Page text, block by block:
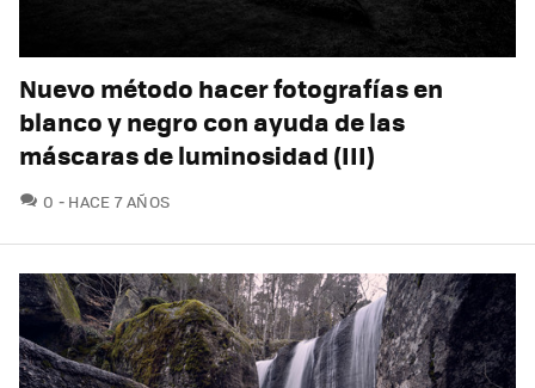
Nuevo método hacer fotografías en
blanco y negro con ayuda de las
máscaras de luminosidad (III)
0 COMENTARIOS
HACE 7 AÑOS